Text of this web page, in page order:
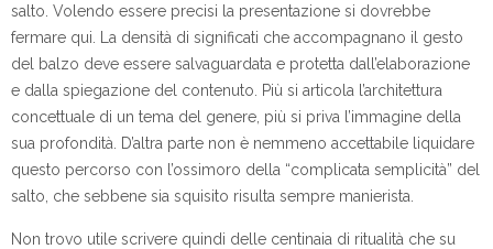
salto. Volendo essere precisi la presentazione si dovrebbe
fermare qui. La densità di significati che accompagnano il gesto
del balzo deve essere salvaguardata e protetta dall’elaborazione
e dalla spiegazione del contenuto. Più si articola l’architettura
concettuale di un tema del genere, più si priva l’immagine della
sua profondità. D’altra parte non è nemmeno accettabile liquidare
questo percorso con l’ossimoro della “complicata semplicità” del
salto, che sebbene sia squisito risulta sempre manierista.
Non trovo utile scrivere quindi delle centinaia di ritualità che su